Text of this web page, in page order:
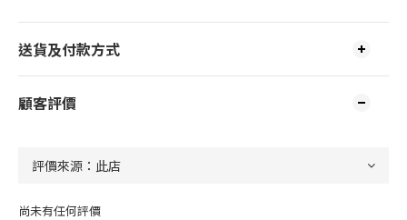
送貨及付款方式
顧客評價
尚未有任何評價